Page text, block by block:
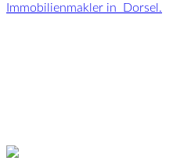
Immobilienmakler in Dorsel.